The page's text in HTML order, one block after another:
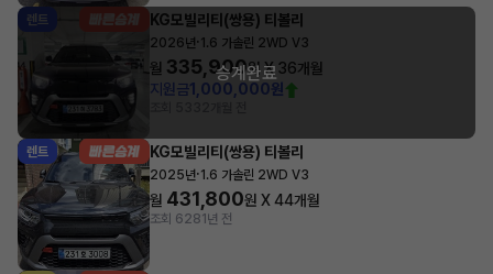
렌트 KG모빌리티(쌍용) 티볼리
2026년· 1.6 가솔린 2WD V3
월 335,900원 X36개월
지원금1,000,000원
승계완료
렌트 KG모빌리티(쌍용) 티볼리
2025년·1.6 가솔린 2WD V3
월 431,800원 X44개월
조회 6281년 전